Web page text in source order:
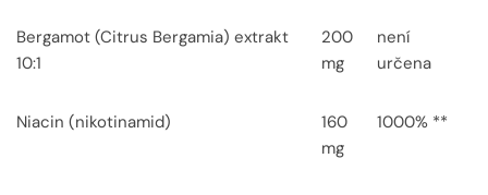
Bergamot (Citrus Bergamia) extrakt
10:1
200
mg
není
určena
Niacin (nikotinamid)
160
mg
1000% **